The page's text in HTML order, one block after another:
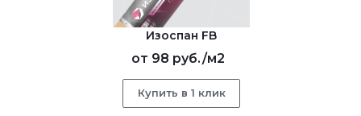
Изоспан FB
от 98 руб./м2
Купить в 1 клик